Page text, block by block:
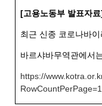
[고용노동부 발표자료
최근 신종 코로나바
바르샤바무역관에서
https://